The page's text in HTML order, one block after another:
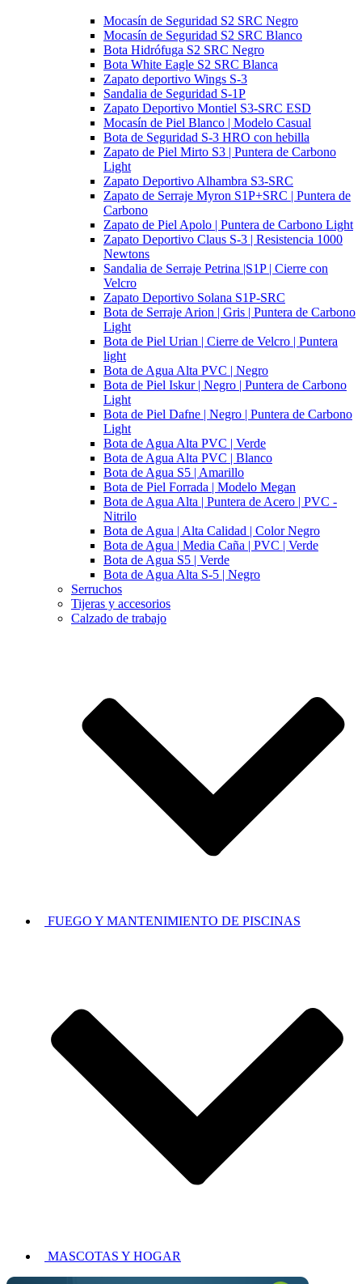
Mocasín de Seguridad S2 SRC Negro
Mocasín de Seguridad S2 SRC Blanco
Bota Hidrófuga S2 SRC Negro
Bota White Eagle S2 SRC Blanca
Zapato deportivo Wings S-3
Sandalia de Seguridad S-1P
Zapato Deportivo Montiel S3-SRC ESD
Mocasín de Piel Blanco | Modelo Casual
Bota de Seguridad S-3 HRO con hebilla
Zapato de Piel Mirto S3 | Puntera de Carbono
Light
Zapato Deportivo Alhambra S3-SRC
Zapato de Serraje Myron S1P+SRC | Puntera de
Carbono
Zapato de Piel Apolo | Puntera de Carbono Light
Zapato Deportivo Claus S-3 | Resistencia 1000
Newtons
Sandalia de Serraje Petrina |S1P | Cierre con
Velcro
Zapato Deportivo Solana S1P-SRC
Bota de Serraje Arion | Gris | Puntera de Carbono
Light
Bota de Piel Urian | Cierre de Velcro | Puntera
light
Bota de Agua Alta PVC | Negro
Bota de Piel Iskur | Negro | Puntera de Carbono
Light
Bota de Piel Dafne | Negro | Puntera de Carbono
Light
Bota de Agua Alta PVC | Verde
Bota de Agua Alta PVC | Blanco
Bota de Agua S5 | Amarillo
Bota de Piel Forrada | Modelo Megan
Bota de Agua Alta | Puntera de Acero | PVC -
Nitrilo
Bota de Agua | Alta Calidad | Color Negro
Bota de Agua | Media Caña | PVC | Verde
Bota de Agua S5 | Verde
Bota de Agua Alta S-5 | Negro
Serruchos
Tijeras y accesorios
Calzado de trabajo
FUEGO Y MANTENIMIENTO DE PISCINAS
MASCOTAS Y HOGAR